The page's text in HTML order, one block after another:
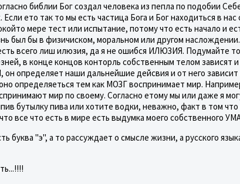
библии Бог создал человека из пепла по подобии
ето так то мы есть частица Бога и Бог находиться в
мере тест или испытание, потому что есть начало и
был бы в физичиском, моральном или другом
всего лиш илюзия, да я не ошибся ИЛЮЗИЯ. Подумайте
в конце концов конторль собственным телом зависят
определяет наши дальнейшие дейсвия и от него
определяеться тем как МОЗГ воспринимает мир.
мир по своему. Согласно етому мы или даже я
бутылку пива или хотите водки, неважно, факт в том
все что есть в мире есть выдумка моего собственного
буква "э", а то рассуждает о смысле жизни, а русского